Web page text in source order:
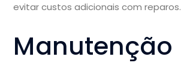
evitar custos adicionais com reparos.
Manutenção